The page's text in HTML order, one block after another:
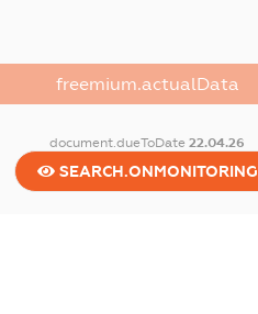
freemium.actualData
document.dueToDate22.04.26
SEARCH.ONMONITORING